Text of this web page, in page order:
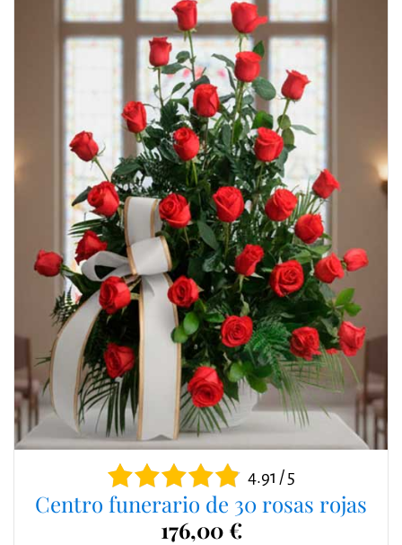
4.91 / 5
Centro funerario de 30 rosas rojas
176,00 €